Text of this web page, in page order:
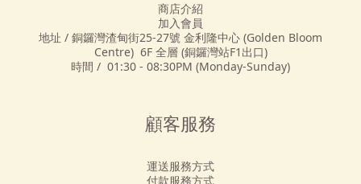
商店介紹
加入會員
地址 / 銅鑼灣渣甸街25-27號 金利隆中心 (Golden Bloom
Centre) 6F 全層 (銅鑼灣站F1出口)
時間 / 01:30 - 08:30PM (Monday-Sunday)
顧客服務
運送服務方式
付款服務方式